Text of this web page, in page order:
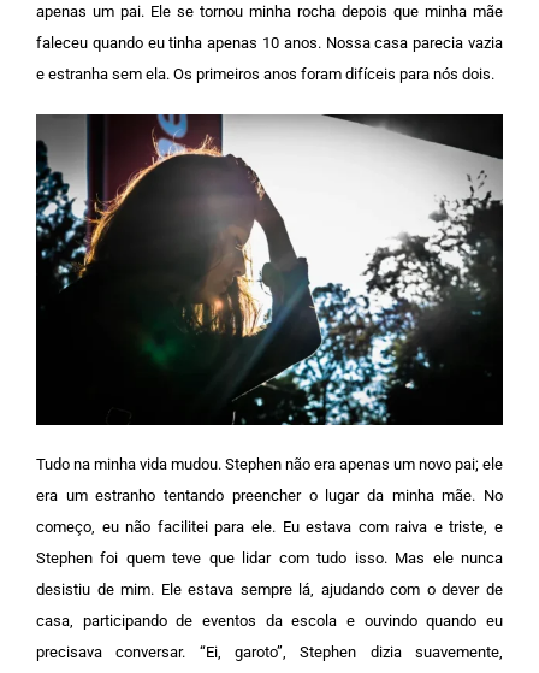
apenas um pai. Ele se tornou minha rocha depois que minha mãe
faleceu quando eu tinha apenas 10 anos. Nossa casa parecia vazia
e estranha sem ela. Os primeiros anos foram difíceis para nós dois.
Tudo na minha vida mudou. Stephen não era apenas um novo pai; ele
era um estranho tentando preencher o lugar da minha mãe. No
começo, eu não facilitei para ele. Eu estava com raiva e triste, e
Stephen foi quem teve que lidar com tudo isso. Mas ele nunca
desistiu de mim. Ele estava sempre lá, ajudando com o dever de
casa, participando de eventos da escola e ouvindo quando eu
precisava conversar. “Ei, garoto”, Stephen dizia suavemente,